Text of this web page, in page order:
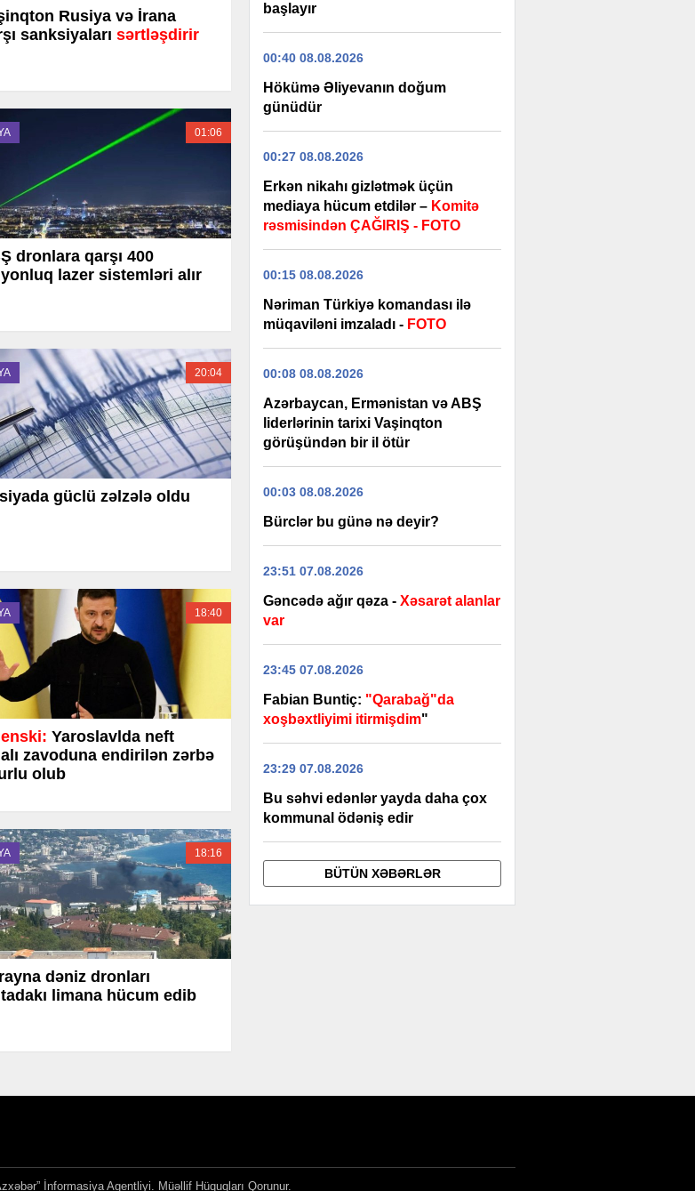
Rusiya və İrana
sanksiyaları sərtləşdirir
01:06
dronlara qarşı 400
lazer sistemləri alır
20:04
güclü zəlzələ oldu
18:40
Yaroslavlda neft
zavoduna endirilən zərbə
olub
18:16
dəniz dronları
limana hücum edib
başlayır
00:40 08.08.2026
Hökümə Əliyevanın doğum
günüdür
00:27 08.08.2026
Erkən nikahı gizlətmək üçün
mediaya hücum etdilər – Komitə
rəsmisindən ÇAĞIRIŞ - FOTO
00:15 08.08.2026
Nəriman Türkiyə komandası ilə
müqaviləni imzaladı - FOTO
00:08 08.08.2026
Azərbaycan, Ermənistan və ABŞ
liderlərinin tarixi Vaşinqton
görüşündən bir il ötür
00:03 08.08.2026
Bürclər bu günə nə deyir?
23:51 07.08.2026
Gəncədə ağır qəza - Xəsarət alanlar
var
23:45 07.08.2026
Fabian Buntiç: "Qarabağ"da
xoşbəxtliyimi itirmişdim"
23:29 07.08.2026
Bu səhvi edənlər yayda daha çox
kommunal ödəniş edir
BÜTÜN XƏBƏRLƏR
İnformasiya Agentliyi. Müəllif Hüquqları Qorunur.